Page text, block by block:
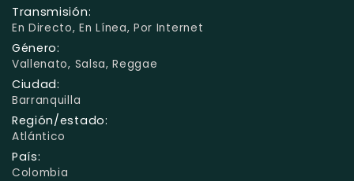
Transmisión:
En Directo, En Línea, Por Internet
Género:
Vallenato, Salsa, Reggae
Ciudad:
Barranquilla
Región/estado:
Atlántico
País:
Colombia